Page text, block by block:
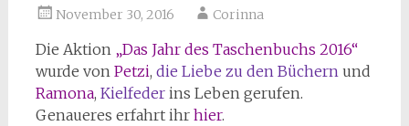
November 30, 2016 Corinna
Die Aktion „Das Jahr des Taschenbuchs 2016“
wurde von Petzi, die Liebe zu den Büchernund
Ramona, Kielfederins Leben gerufen.
Genaueres erfahrt ihr hier.